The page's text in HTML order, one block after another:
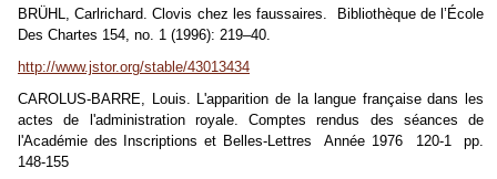
BRÜHL, Carlrichard. Clovis chez les faussaires. Bibliothèque de l’École
Des Chartes 154, no. 1 (1996): 219–40.
http://www.jstor.org/stable/43013434
CAROLUS-BARRE, Louis. L'apparition de la langue française dans les
actes de l'administration royale. Comptes rendus des séances de
l'Académie des Inscriptions et Belles-Lettres Année 1976 120-1 pp.
148-155